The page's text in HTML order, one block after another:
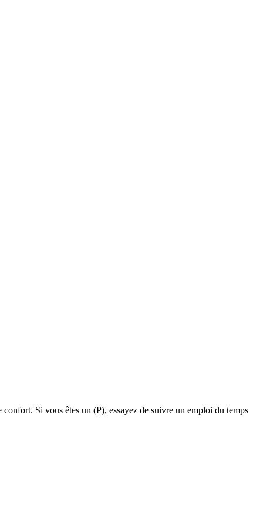
Si vous êtes un (P), essayez de suivre un emploi du temps